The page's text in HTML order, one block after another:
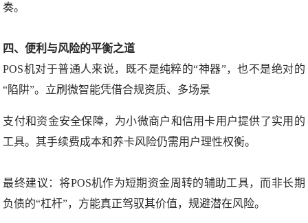
奏。
四、便利与风险的平衡之道
POS机对于普通人来说，既不是纯粹的“神器”，也不是绝对的
“陷阱”。立刷微智能凭借合规资质、多场景
支付和资金安全保障，为小微商户和信用卡用户提供了实用的
工具。其手续费成本和养卡风险仍需用户理性权衡。
最终建议：将POS机作为短期资金周转的辅助工具，而非长期
负债的“杠杆”，方能真正驾驭其价值，规避潜在风险。